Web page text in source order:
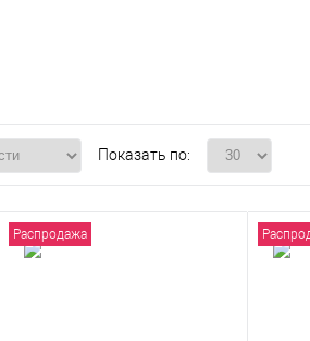
Показать по:
Распродажа